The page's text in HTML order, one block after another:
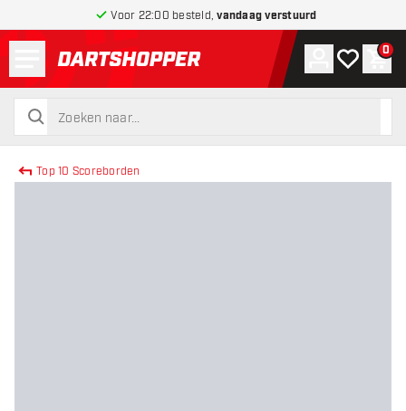
Voor 22:00 besteld,vandaag verstuurd
terug naar home pagina
zoeken
zoeken
Account
Mijn 0
Top 10 Scoreborden